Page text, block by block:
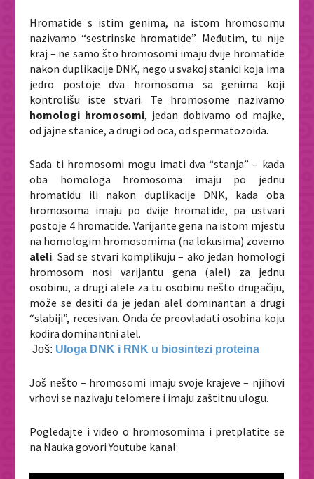
Hromatide s istim genima, na istom hromosomu
nazivamo “sestrinske hromatide”. Međutim, tu nije
kraj – ne samo što hromosomi imaju dvije hromatide
nakon duplikacije DNK, nego u svakoj stanici koja ima
jedro postoje dva hromosoma sa genima koji
kontrolišu iste stvari. Te hromosome nazivamo
homologi hromosomi, jedan dobivamo od majke,
od jajne stanice, a drugi od oca, od spermatozoida.
Sada ti hromosomi mogu imati dva “stanja” – kada
oba homologa hromosoma imaju po jednu
hromatidu ili nakon duplikacije DNK, kada oba
hromosoma imaju po dvije hromatide, pa ustvari
postoje 4 hromatide. Varijante gena na istom mjestu
na homologim hromosomima (na lokusima) zovemo
aleli. Sad se stvari komplikuju – ako jedan homologi
hromosom nosi varijantu gena (alel) za jednu
osobinu, a drugi alele za tu osobinu nešto drugačiju,
može se desiti da je jedan alel dominantan a drugi
“slabiji”, recesivan. Onda će preovladati osobina koju
kodira dominantni alel.
Još: Uloga DNK i RNK u biosintezi proteina
Još nešto – hromosomi imaju svoje krajeve – njihovi
vrhovi se nazivaju telomere i imaju zaštitnu ulogu.
Pogledajte i video o hromosomima i pretplatite se
na Nauka govori Youtube kanal: